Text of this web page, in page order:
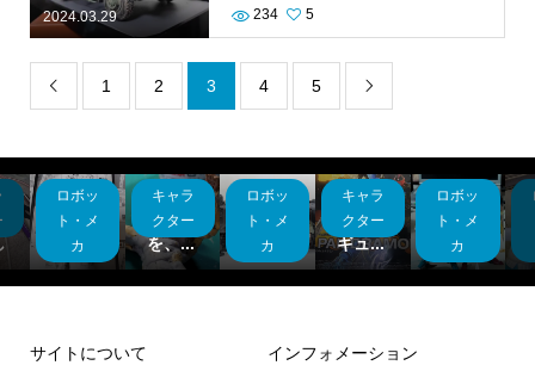
2024.03.29 234 5
 1 2 3 4 5 
ロボッ
ト・メ
カ
30MF
シリー
ズリ...
キャラ
クター
バーバ
リアン
を、...
ロボッ
ト・メ
カ
Rasp
berry
Pi Pi...
キャラ
クター
バンダ
イフィ
ギュ...
ロボッ
ト・メ
カ
レトロ
ゲーム
の…。
サイトについて インフォメーション